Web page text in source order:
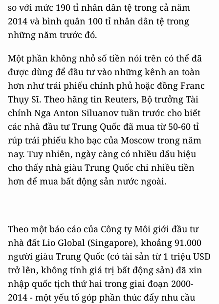
so với mức 190 tỉ nhân dân tệ trong cả năm
2014 và bình quân 100 tỉ nhân dân tệ trong
những năm trước đó.
Một phần không nhỏ số tiền nói trên có thể đã
được dùng để đầu tư vào những kênh an toàn
hơn như trái phiếu chính phủ hoặc đồng Franc
Thụy Sĩ. Theo hãng tin Reuters, Bộ trưởng Tài
chính Nga Anton Siluanov tuần trước cho biết
các nhà đầu tư Trung Quốc đã mua từ 50-60 tỉ
rúp trái phiếu kho bạc của Moscow trong năm
nay. Tuy nhiên, ngày càng có nhiều dấu hiệu
cho thấy nhà giàu Trung Quốc chi nhiều tiền
hơn để mua bất động sản nước ngoài.
Theo một báo cáo của Công ty Môi giới đầu tư
nhà đất Lio Global (Singapore), khoảng 91.000
người giàu Trung Quốc (có tài sản từ 1 triệu USD
trở lên, không tính giá trị bất động sản) đã xin
nhập quốc tịch thứ hai trong giai đoạn 2000-
2014 - một yếu tố góp phần thúc đẩy nhu cầu